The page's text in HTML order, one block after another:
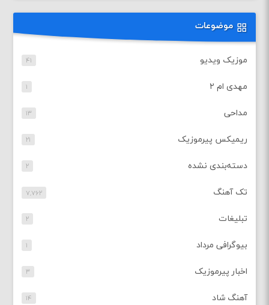
موضوعات
موزیک ویدیو ۴۱
مهدی ام ۲ ۱
مداحی ۱۳
ریمیکس پیرموزیک ۲۱
دسته‌بندی نشده ۲
تک آهنگ ۷,۷۶۲
تبلیغات ۲
بیوگرافی مرداد ۱
اخبار پیرموزیک ۳
آهنگ شاد ۱۴